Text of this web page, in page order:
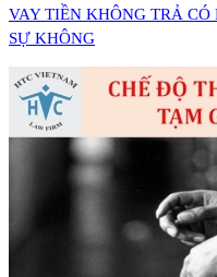
VAY TIỀN KHÔNG TRẢ
SỰ KHÔNG